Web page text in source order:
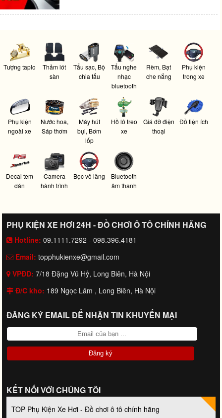
Tượng taplo
Thảm lót
sàn
Tẩu sạc, Bộ
chia tẩu
Tẩu nghe
nhạc
bluetooth
Rèm, Bạt
che nắng
Phụ kiện
trong xe
Phụ kiện
ngoài xe
Nước hoa,
Sáp thơm
Máy hút
bụi, Bơm
lốp
Hồ lô treo
xe
Giá đỡ điện
thoại
Đồ tiện ích
Decal tem
dán
Camera
hành trình
Bọc vô lăng
Bluetooth
âm thanh
PHỤ KIỆN XE HƠI 24H - ĐỒ CHƠI Ô TÔ CHÍNH HÃNG
Hotline:09.1111.7292 - 098.396.4181
Email:topphukienxe@gmail.com
VPĐD:7/18 Đặng Vũ Hỷ, Long Biên, Hà Nội
Đ/C kho: 189 Ngọc Lâm , Long Biên, Hà Nội
ĐĂNG KÝ EMAIL ĐỂ NHẬN TIN KHUYẾN MẠI
KẾT NỐI VỚI CHÚNG TÔI
TOP Phụ Kiện Xe Hơi - Đồ chơi ô tô chính hãng